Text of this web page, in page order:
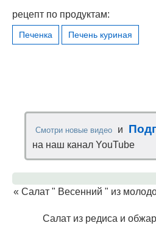
рецепт по продуктам:
Печенка Печень куриная
Смотри новые видео и
на наш канал YouTube
« Салат " Весенний " из
Салат из редиса и